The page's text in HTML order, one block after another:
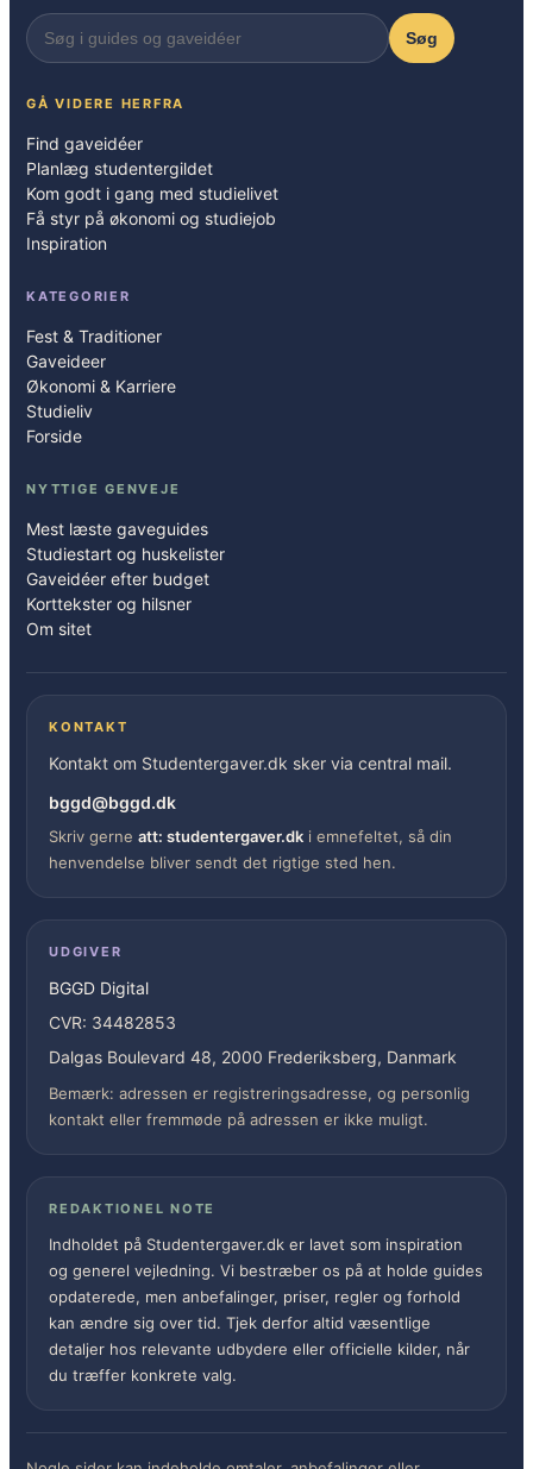
Søg
GÅ VIDERE HERFRA
Find gaveidéer
Planlæg studentergildet
Kom godt i gang med studielivet
Få styr på økonomi og studiejob
Inspiration
KATEGORIER
Fest & Traditioner
Gaveideer
Økonomi & Karriere
Studieliv
Forside
NYTTIGE GENVEJE
Mest læste gaveguides
Studiestart og huskelister
Gaveidéer efter budget
Korttekster og hilsner
Om sitet
KONTAKT
Kontakt om Studentergaver.dk sker via central mail.
bggd@bggd.dk
Skriv gerne att: studentergaver.dk i emnefeltet, så din
henvendelse bliver sendt det rigtige sted hen.
UDGIVER
BGGD Digital
CVR: 34482853
Dalgas Boulevard 48, 2000 Frederiksberg, Danmark
Bemærk: adressen er registreringsadresse, og personlig
kontakt eller fremmøde på adressen er ikke muligt.
REDAKTIONEL NOTE
Indholdet på Studentergaver.dk er lavet som inspiration
og generel vejledning. Vi bestræber os på at holde guides
opdaterede, men anbefalinger, priser, regler og forhold
kan ændre sig over tid. Tjek derfor altid væsentlige
detaljer hos relevante udbydere eller officielle kilder, når
du træffer konkrete valg.